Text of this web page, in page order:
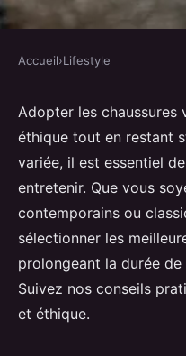
LIFESTYLE
Focus sur les
bien les choisir
Giulia•28 octobre 2024•9
Accueil›Lifestyle
Adopter les chaussures
éthique tout en restant
variée, il est essentiel
entretenir. Que vous
contemporains ou
sélectionner les
prolongeant la durée
Suivez nos conseils
et éthique.